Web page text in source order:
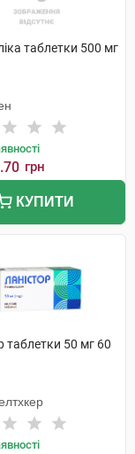
таблетки 500 мг
грн
КУПИТИ
таблетки 50 мг 60